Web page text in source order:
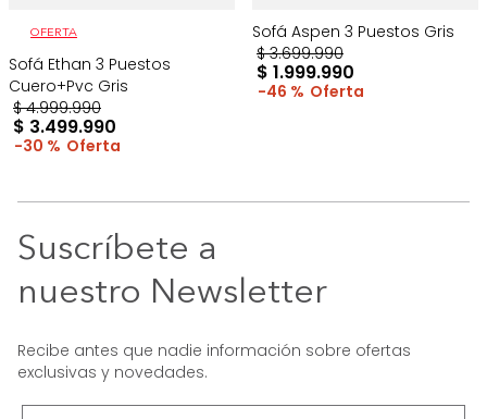
OFERTA
Sofá Ethan 3 Puestos
Cuero+Pvc Gris
$ 4.999.990
$ 3.499.990
30 %
Sofá Aspen 3 Puestos Gris
$ 3.699.990
$ 1.999.990
46 %
Suscríbete a
nuestro Newsletter
Recibe antes que nadie información sobre ofertas
exclusivas y novedades.